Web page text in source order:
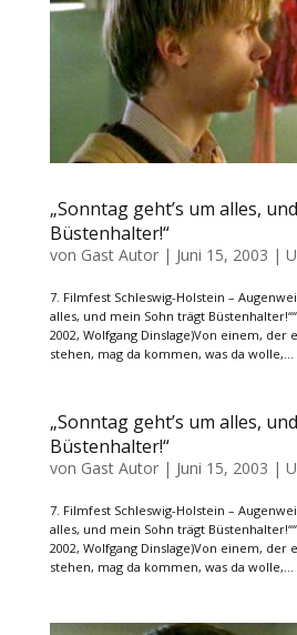
„Sonntag geht’s um alles,
Büstenhalter!“
von Gast Autor| Juni 15, 2003 |
7. Filmfest Schleswig-Holstein –
alles, und mein Sohn trägt
2002, Wolfgang Dinslage)Von einem, der
stehen, mag da kommen, was da wolle,...
„Sonntag geht’s um alles,
Büstenhalter!“
von Gast Autor| Juni 15, 2003 |
7. Filmfest Schleswig-Holstein –
alles, und mein Sohn trägt
2002, Wolfgang Dinslage)Von einem, der
stehen, mag da kommen, was da wolle,...